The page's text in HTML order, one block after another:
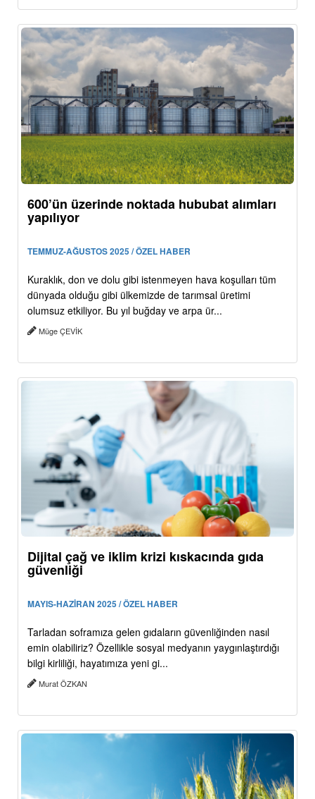
600’ün üzerinde noktada hububat alımları
yapılıyor
TEMMUZ-AĞUSTOS 2025 / ÖZEL HABER
Kuraklık, don ve dolu gibi istenmeyen hava koşulları tüm
dünyada olduğu gibi ülkemizde de tarımsal üretimi
olumsuz etkiliyor. Bu yıl buğday ve arpa ür...
Müge ÇEVİK
Dijital çağ ve iklim krizi kıskacında gıda
güvenliği
MAYIS-HAZİRAN 2025 / ÖZEL HABER
Tarladan soframıza gelen gıdaların güvenliğinden nasıl
emin olabiliriz? Özellikle sosyal medyanın yaygınlaştırdığı
bilgi kirliliği, hayatımıza yeni gi...
Murat ÖZKAN